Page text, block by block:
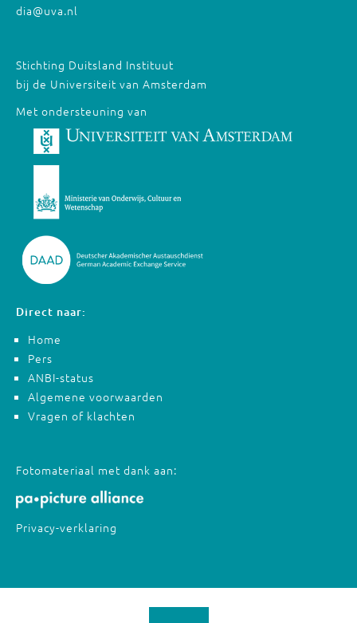
dia@uva.nl
Stichting Duitsland Instituut
bij de Universiteit van Amsterdam
Met ondersteuning van
Direct naar:
Home
Pers
ANBI-status
Algemene voorwaarden
Vragen of klachten
Fotomateriaal met dank aan:
Privacy-verklaring